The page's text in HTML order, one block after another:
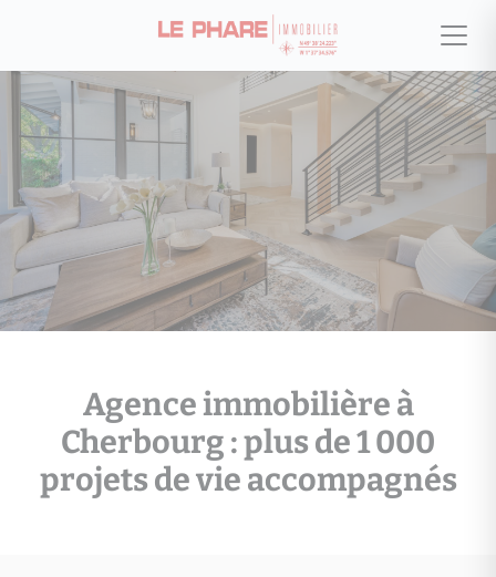
stratégie de vente à
Cherbourg-en-Cotentin
et partout dans le
Agence immobilière à
Cherbourg : plus de 1 000
projets de vie accompagnés